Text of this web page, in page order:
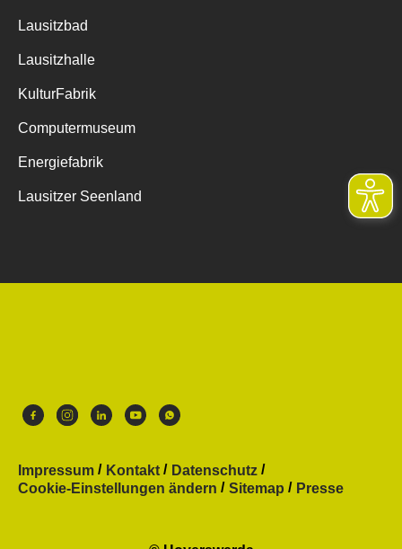
Lausitzbad
Lausitzhalle
KulturFabrik
Computermuseum
Energiefabrik
Lausitzer Seenland
Impressum Kontakt
Datenschutz
Cookie-Einstellungen ändern
Sitemap Presse